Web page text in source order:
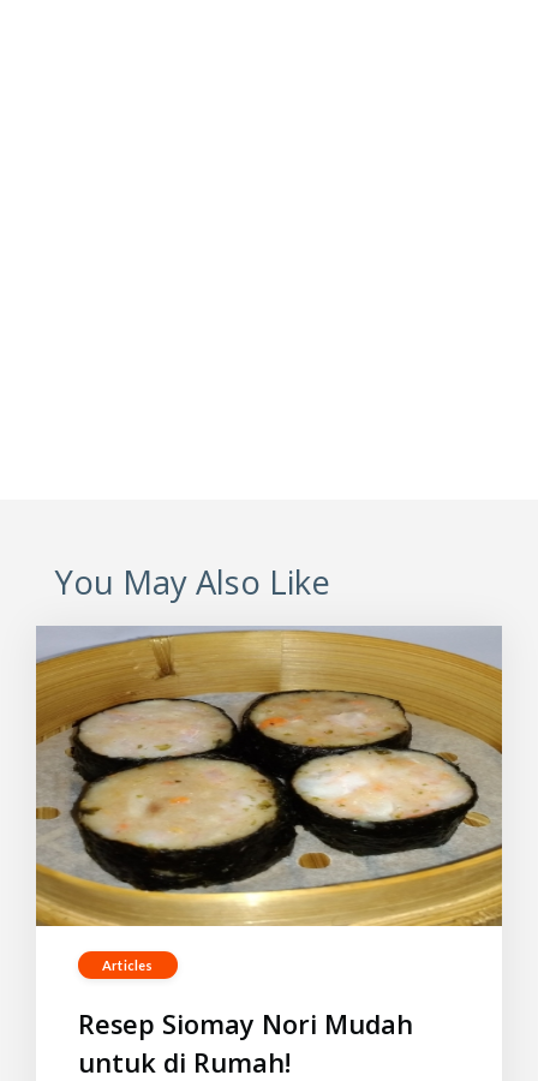
You May Also Like
Articles
Resep Siomay Nori Mudah
untuk di Rumah!